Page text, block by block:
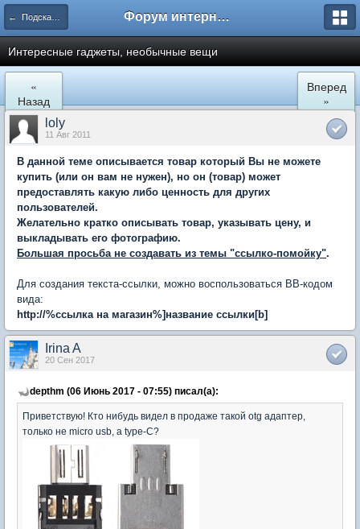
← Подскажите где купить Форум интернет покупателей
Интересные гаджеты, необычные вещи
«
Назад
Вперед
»
loly
11 Авг 2011
В данной теме описывается товар который Вы не можете
купить (или он вам не нужен), но он (товар) может
предоставлять какую либо ценность для других
пользователей.
Желательно кратко описывать товар, указывать цену, и
выкладывать его фотографию.
Большая просьба не создавать из темы "ссылко-помойку".
Для создания текста-ссылки, можно воспользоваться BB-кодом
вида:
http://%ссылка на магазин%] название ссылки[b]
Irina A
20 Сен 2017
depthm (06 Июнь 2017 - 07:55) писал(а):
Приветствую! Кто нибудь видел в продаже такой otg адаптер,
только не micro usb, а type-C?